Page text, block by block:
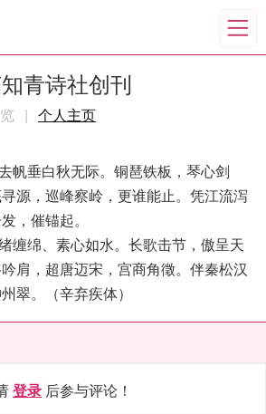
青诗社创刊
| 个人主页
垂白秋无际。铜琶铁板，琴心剑
源，巡峰察岭，更谁能止。凭江流泻
，催锚起。
绵、素心如水。长歌击节，傲呈天
肩，超唐迈宋，宫商角徵。伴秦松汉
翠。（辛弃疾体）
登录 后参与评论！